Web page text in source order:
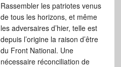
Rassembler les patriotes venus
de tous les horizons, et même
les adversaires d’hier, telle est
depuis l’origine la raison d’être
du Front National. Une
nécessaire réconciliation de